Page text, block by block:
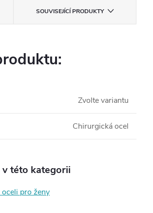
SOUVISEJÍCÍ PRODUKTY
Zvolte variantu
Chirurgická ocel
této kategorii
pro ženy